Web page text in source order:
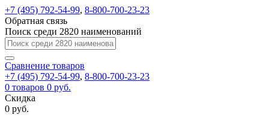
+7 (495) 792-54-99, 8-800-700-23-23
Обратная связь
Поиск среди 2820 наименований
Сравнение товаров
+7 (495) 792-54-99, 8-800-700-23-23
0 товаров 0 руб.
Скидка
0 руб.